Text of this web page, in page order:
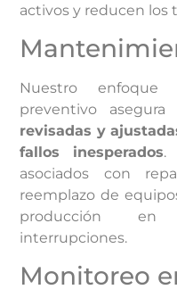
activos y reducen los
Nuestro
preventivo
revisadas y
fallos inesperados.
asociados con
reemplazo de
producción en
interrupciones.
Monitoreo